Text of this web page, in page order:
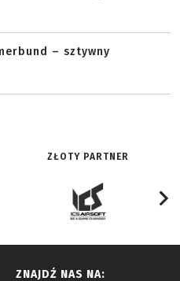
– sztywny
ZŁOTY PARTNER
ZNAJDŹ NAS NA: